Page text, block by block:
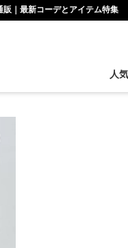
販｜最新コーデとアイテム特集
人